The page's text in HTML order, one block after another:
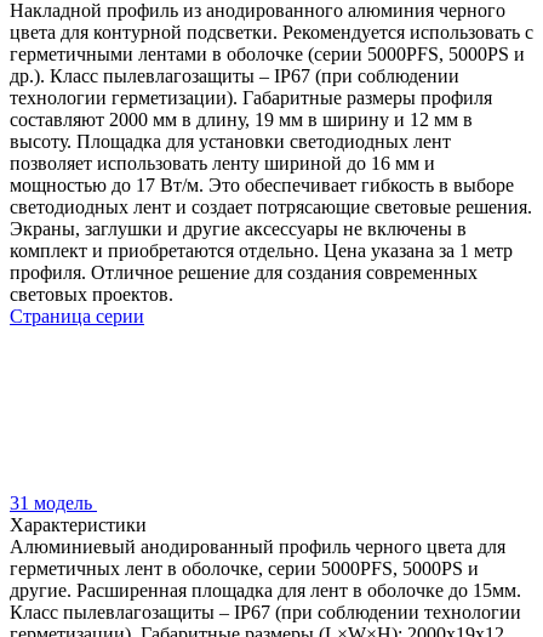
Накладной профиль из анодированного алюминия черного
цвета для контурной подсветки. Рекомендуется использовать с
герметичными лентами в оболочке (серии 5000PFS, 5000PS и
др.). Класс пылевлагозащиты – IP67 (при соблюдении
технологии герметизации). Габаритные размеры профиля
составляют 2000 мм в длину, 19 мм в ширину и 12 мм в
высоту. Площадка для установки светодиодных лент
позволяет использовать ленту шириной до 16 мм и
мощностью до 17 Вт/м. Это обеспечивает гибкость в выборе
светодиодных лент и создает потрясающие световые решения.
Экраны, заглушки и другие аксессуары не включены в
комплект и приобретаются отдельно. Цена указана за 1 метр
профиля. Отличное решение для создания современных
световых проектов.
Страница серии
31 модель
Характеристики
Алюминиевый анодированный профиль черного цвета для
герметичных лент в оболочке, серии 5000PFS, 5000PS и
другие. Расширенная площадка для лент в оболочке до 15мм.
Класс пылевлагозащиты – IP67 (при соблюдении технологии